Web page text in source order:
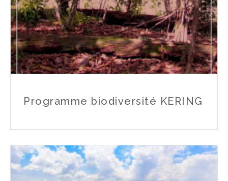
Programme biodiversité KERING